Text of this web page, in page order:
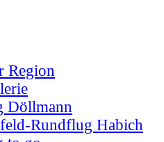
Region
Döllmann
Rundflug Habich